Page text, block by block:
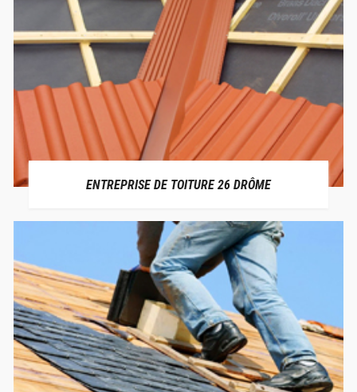
ENTREPRISE DE TOITURE 26 DRÔME